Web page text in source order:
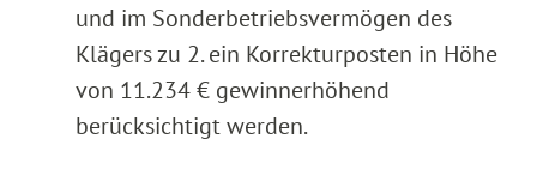
und im Sonderbetriebsvermögen des
Klägers zu 2. ein Korrekturposten in Höhe
von 11.234 € gewinnerhöhend
berücksichtigt werden.